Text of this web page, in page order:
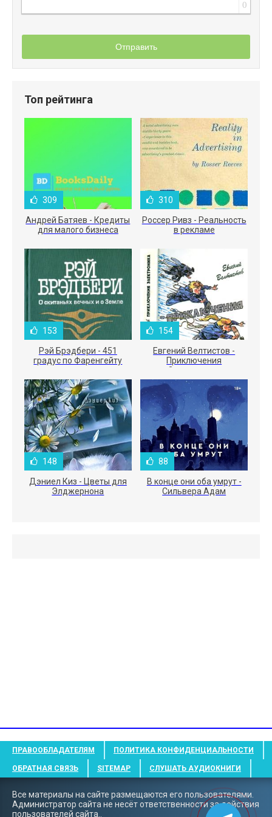
0
Отправить
Топ рейтинга
309
Андрей Батяев - Кредиты
для малого бизнеса
310
Россер Ривз - Реальность
в рекламе
153
Рэй Брэдбери - 451
градус по Фаренгейту
154
Евгений Велтистов -
Приключения
Электроника
148
Дэниел Киз - Цветы для
Элджернона
88
В конце они оба умрут -
Сильвера Адам
ПРАВООБЛАДАТЕЛЯМ ПОЛИТИКА КОНФИДЕНЦИАЛЬНОСТИ
ОБРАТНАЯ СВЯЗЬ SITEMAP СЛУШАТЬ АУДИОКНИГИ
Все материалы на сайте размещаются его пользователями.
Администратор сайта не несёт ответственности за действия
пользователей сайта..